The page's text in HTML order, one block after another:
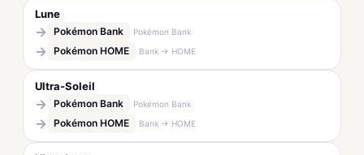
Lune
→ Pokémon Bank Pokémon Bank
→ Pokémon HOME Bank → HOME
Ultra-Soleil
→ Pokémon Bank Pokémon Bank
→ Pokémon HOME Bank → HOME